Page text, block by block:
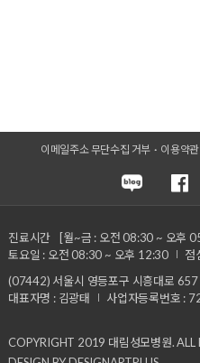
이메일주소 무단수집 거부 이용약관
진료시간
[월~금 : 오전 08:30 ~ 오후
토요일 : 오전 08:30 ~ 오후 12:30
점
(07442) 서울시 영등포구 시흥대로 657
대표자명 : 김광태
사업자등록번호 :
COPYRIGHT 2019 대림성모병원. ALL